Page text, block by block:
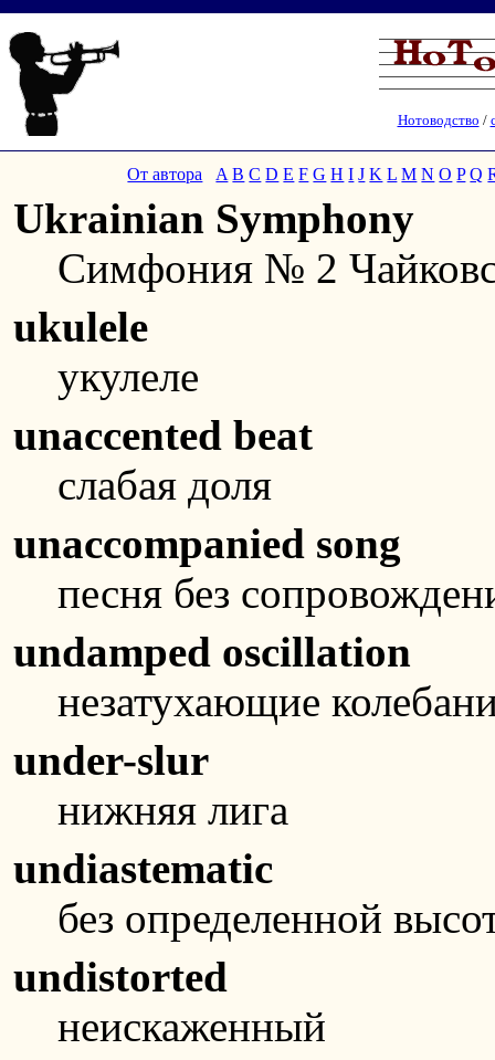
Нотоводство /
От автора A B C D E F G H I J K L M N O P Q
Ukrainian Symphony
Симфония № 2
ukulele
укулеле
unaccented beat
слабая доля
unaccompanied song
песня без
undamped oscillation
незатухающие
under-slur
нижняя лига
undiastematic
без определенной
undistorted
неискаженный